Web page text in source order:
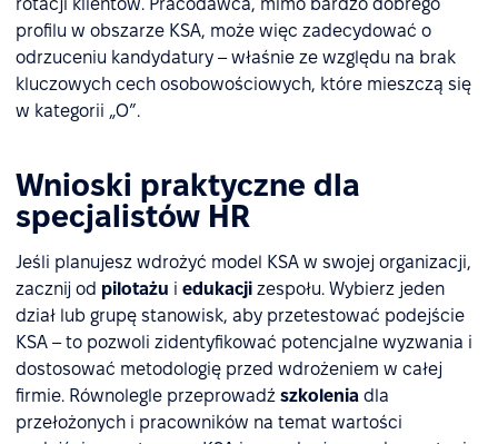
rotacji klientów. Pracodawca, mimo bardzo dobrego
profilu w obszarze KSA, może więc zadecydować o
odrzuceniu kandydatury – właśnie ze względu na brak
kluczowych cech osobowościowych, które mieszczą się
w kategorii „O”.
Wnioski praktyczne dla
specjalistów HR
Jeśli planujesz wdrożyć model KSA w swojej organizacji,
zacznij od pilotażu i edukacji zespołu. Wybierz jeden
dział lub grupę stanowisk, aby przetestować podejście
KSA – to pozwoli zidentyfikować potencjalne wyzwania i
dostosować metodologię przed wdrożeniem w całej
firmie. Równolegle przeprowadź szkolenia dla
przełożonych i pracowników na temat wartości